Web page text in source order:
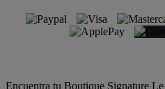
Encuentra tu Boutique Signature Le